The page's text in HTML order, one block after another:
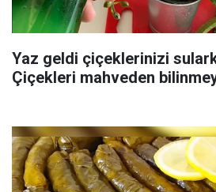
Yaz geldi çiçeklerinizi
Çiçekleri mahveden